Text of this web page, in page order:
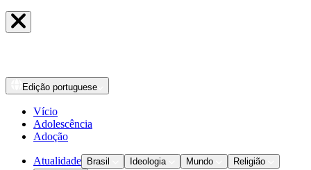
Edição portuguese
Vício
Adolescência
Adoção
Atualidade Brasil Ideologia Mundo
Religião